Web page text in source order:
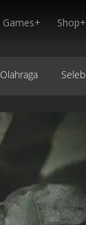
Games+ Shop+
Olahraga Seleb